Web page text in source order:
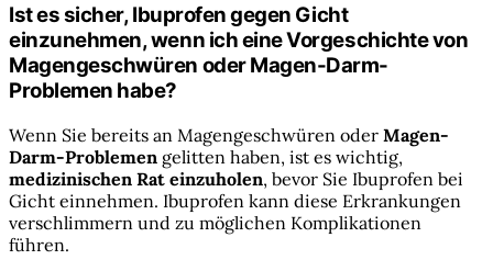
Ist es sicher, Ibuprofen gegen Gicht
einzunehmen, wenn ich eine Vorgeschichte von
Magengeschwüren oder Magen-Darm-
Problemen habe?
Wenn Sie bereits an Magengeschwüren oder Magen-
Darm-Problemen gelitten haben, ist es wichtig,
medizinischen Rat einzuholen, bevor Sie Ibuprofen bei
Gicht einnehmen. Ibuprofen kann diese Erkrankungen
verschlimmern und zu möglichen Komplikationen
führen.